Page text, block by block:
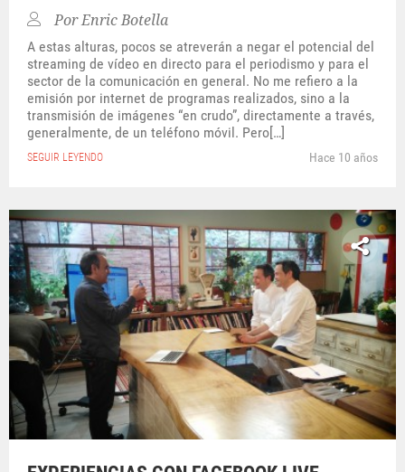
PorEnric Botella
A estas alturas, pocos se atreverán a negar el potencial del
streaming de vídeo en directo para el periodismo y para el
sector de la comunicación en general. No me refiero a la
emisión por internet de programas realizados, sino a la
transmisión de imágenes “en crudo”, directamente a través,
generalmente, de un teléfono móvil. Pero[…]
SEGUIR LEYENDO Hace 10 años